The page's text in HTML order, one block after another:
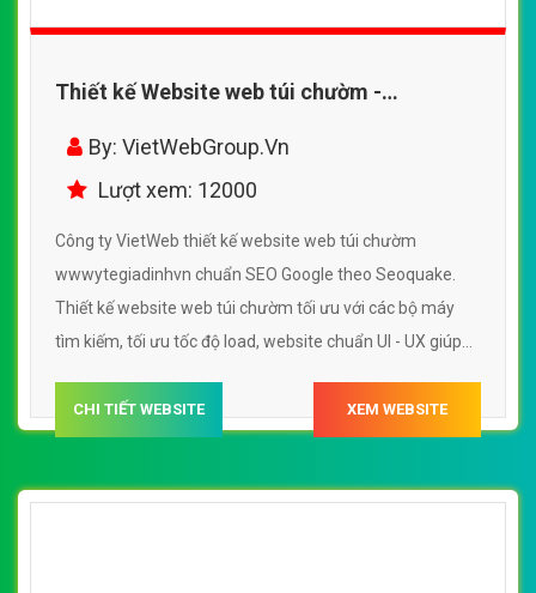
Thiết kế Website web túi chườm -
wwwytegiadinhvn
By: VietWebGroup.Vn
Lượt xem: 12000
Công ty VietWeb thiết kế website web túi chườm
wwwytegiadinhvn chuẩn SEO Google theo Seoquake.
Thiết kế website web túi chườm tối ưu với các bộ máy
tìm kiếm, tối ưu tốc độ load, website chuẩn UI - UX giúp
wwwytegiadinhvn
CHI TIẾT WEBSITE XEM WEBSITE